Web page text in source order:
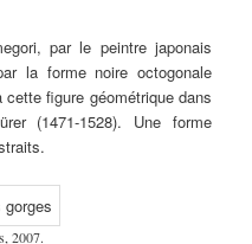
par le peintre japonais
la forme noire octogonale
figure géométrique dans
(1471-1528). Une forme
2007.